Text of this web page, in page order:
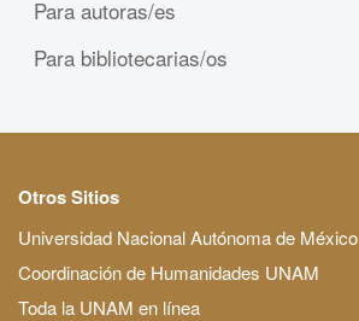
Para autoras/es
Para bibliotecarias/os
Otros Sitios
Universidad Nacional Autónoma de México
Coordinación de Humanidades UNAM
Toda la UNAM en línea